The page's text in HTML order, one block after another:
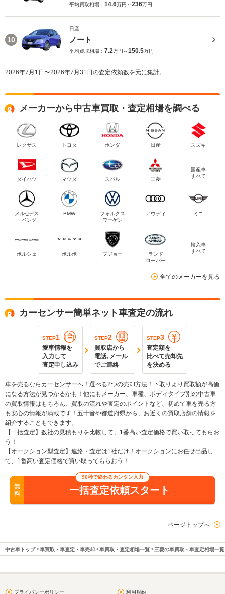
平均買取相場： 14.6万円～236万円
10
日産
ノート
平均買取相場： 7.2万円～150.5万円
2026年7月1日〜2026年7月31日の査定依頼数を元に集計。
メーカーから中古車買取・査定相場を調べる
レクサス トヨタ ホンダ 日産 スズキ
ダイハツ マツダ スバル 三菱
国産車
すべて
メルセデス
・ベンツ
BMW
フォルクス
ワーゲン
アウディ ミニ
ポルシェ ボルボ プジョー
ランド
ローバー
輸入車
すべて
全てのメーカーを見る
カーセンサー簡単ネット車査定の流れ
STEP1
愛車情報を
入力して
査定申し込み
STEP2
買取店から
電話､メール
でご連絡
STEP3
査定額を
比べて売却先
を決める
車を売るならカーセンサーへ！選べる2つの売却方法！下取りより買取額が高価
になる方法が見つかるかも！他にもメーカー、車種、ボディタイプ別の中古車
の買取情報はもちろん、買取の流れや査定のポイントなど、初めて車を売る方
も安心の情報が満載です！五十音や都道府県から、お近くの買取店舗の情報を
紹介することもできます。
【一括査定】数社の見積もりを比較して、1番高い査定価格で買い取ってもらお
う！
【オークション型査定】連絡・査定は1社だけ！オークションにお任せ出品し
て、1番高い査定価格で買い取ってもらおう！
無
料
90秒で終わるカンタン入力
一括査定依頼スタート
ページトップへ
中古車トップ 車買取・車査定・車売却 車買取・査定相場一覧 三菱の車買取・車査定相場一覧
プライバシーポリシー 利用規約